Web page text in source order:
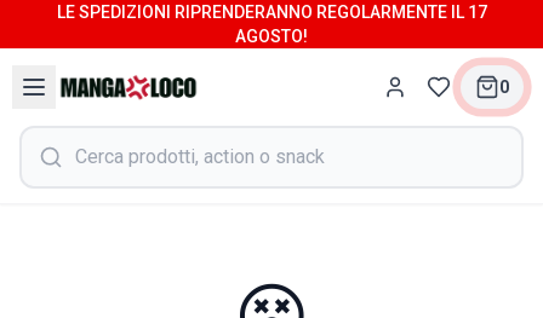
LE SPEDIZIONI RIPRENDERANNO REGOLARMENTE IL 17
AGOSTO!
0